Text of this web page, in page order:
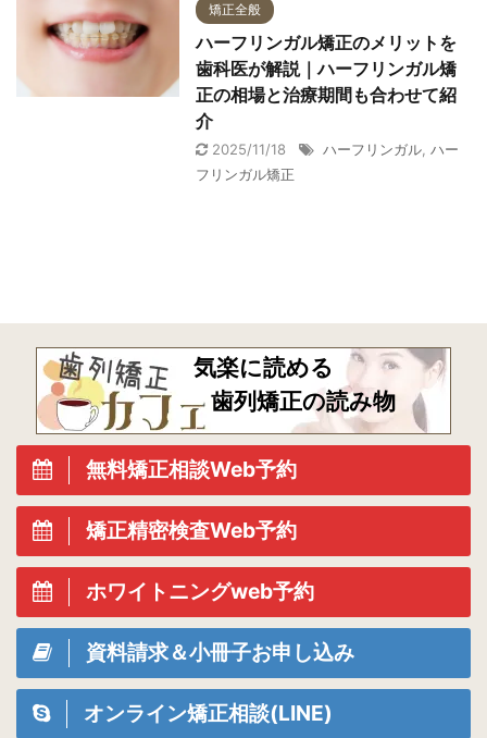
矯正全般
ハーフリンガル矯正のメリットを
歯科医が解説｜ハーフリンガル矯
正の相場と治療期間も合わせて紹
介
2025/11/18 ハーフリンガル ハー
フリンガル矯正
気楽に読める
歯列矯正の読み物
無料矯正相談Web予約
矯正精密検査Web予約
ホワイトニングweb予約
資料請求＆小冊子お申し込み
オンライン矯正相談(LINE)